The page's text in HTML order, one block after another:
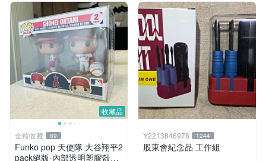
收藏品
金粒收藏 69
Funko pop 天使隊 大谷翔平2
pack絕版-內部透明塑膠殼損
Y2213846978 1244
股東會紀念品 工作組